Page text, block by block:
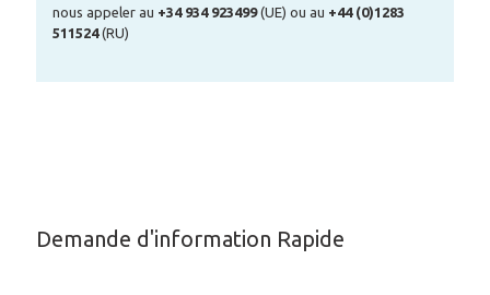
nous appeler au +34 934 923499(UE) ou au +44 (0)1283
511524(RU)
Demande d'information Rapide